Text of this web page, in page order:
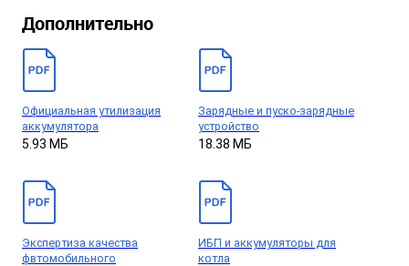
Дополнительно
Официальная утилизация
аккумулятора
5.93 МБ
Зарядные и пуско-зарядные
устройство
18.38 МБ
Экспертиза качества
фвтомобильного
ИБП и аккумуляторы для
котла